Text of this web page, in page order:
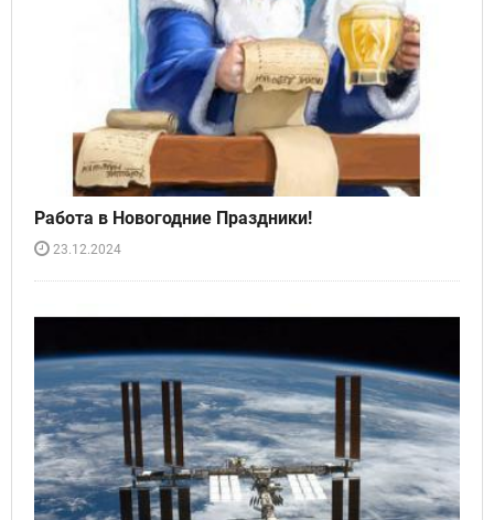
Работа в Новогодние Праздники!
23.12.2024